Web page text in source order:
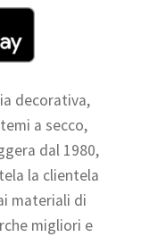
decorativa,
a secco,
dal 1980,
la clientela
materiali di
migliori e